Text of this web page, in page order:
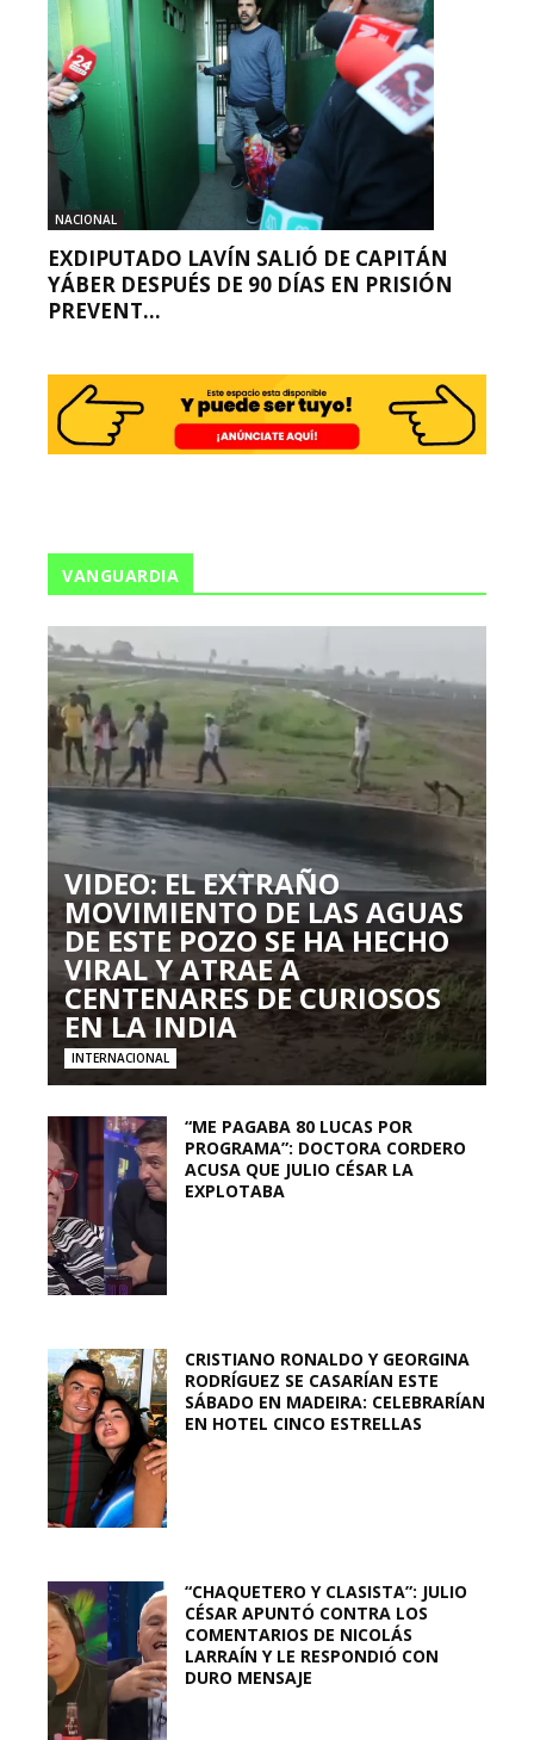
NACIONAL
EXDIPUTADO LAVÍN SALIÓ DE CAPITÁN
YÁBER DESPUÉS DE 90 DÍAS EN PRISIÓN
PREVENT...
VANGUARDIA
VIDEO: EL EXTRAÑO
MOVIMIENTO DE LAS AGUAS
DE ESTE POZO SE HA HECHO
VIRAL Y ATRAE A
CENTENARES DE CURIOSOS
EN LA INDIA
INTERNACIONAL
“ME PAGABA 80 LUCAS POR
PROGRAMA”: DOCTORA CORDERO
ACUSA QUE JULIO CÉSAR LA
EXPLOTABA
CRISTIANO RONALDO Y GEORGINA
RODRÍGUEZ SE CASARÍAN ESTE
SÁBADO EN MADEIRA: CELEBRARÍAN
EN HOTEL CINCO ESTRELLAS
“CHAQUETERO Y CLASISTA”: JULIO
CÉSAR APUNTÓ CONTRA LOS
COMENTARIOS DE NICOLÁS
LARRAÍN Y LE RESPONDIÓ CON
DURO MENSAJE